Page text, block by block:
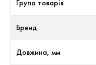
Група товарів
Бренд
Довжина, мм